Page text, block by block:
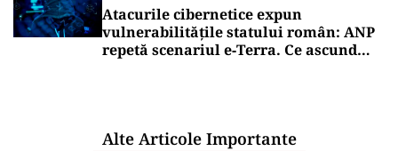
Atacurile cibernetice expun
vulnerabilitățile statului român: ANP
repetă scenariul e‑Terra. Ce ascund
Alte Articole Importante